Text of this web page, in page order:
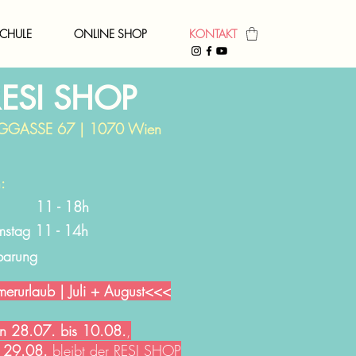
ONLINE SHOP KONTAKT
SHOP
67 | 1070 Wien
11 - 18h
11 - 14h
| Juli + August<<<
28.07. bis 10.08.
29.08. bleibt der RESI SHOP